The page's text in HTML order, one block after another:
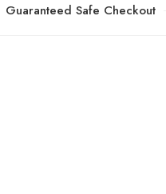
Guaranteed Safe Checkout